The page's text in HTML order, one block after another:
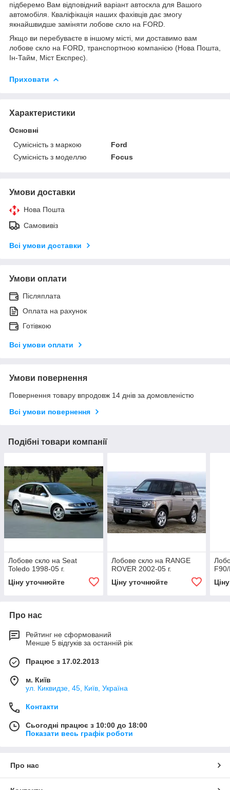
підберемо Вам відповідний варіант автоскла для Вашого
автомобіля. Кваліфікація наших фахівців дає змогу
якнайшвидше заміняти лобове скло на FORD.
Якщо ви перебуваєте в іншому місті, ми доставимо вам
лобове скло на FORD, транспортною компанією (Нова Пошта,
Ін-Тайм, Міст Експрес).
Приховати
Характеристики
Основні
Сумісність з маркою
Ford
Сумісність з моделлю
Focus
Умови доставки
Нова Пошта
Самовивіз
Всі умови доставки
Умови оплати
Післяплата
Оплата на рахунок
Готівкою
Всі умови оплати
Умови повернення
Повернення товару впродовж 14 днів за домовленістю
Всі умови повернення
Подібні товари компанії
Лобове скло на Seat
Toledo 1998-05 г.
Ціну уточнюйте
Лобове скло на RANGE
ROVER 2002-05 г.
Ціну уточнюйте
Про нас
Рейтинг не сформований
Менше 5 відгуків за останній рік
Працює з 17.02.2013
м. Київ
ул. Киквидзе, 45, Київ, Україна
Контакти
Сьогодні працює з 10:00 до 18:00
Показати весь графік роботи
Про нас